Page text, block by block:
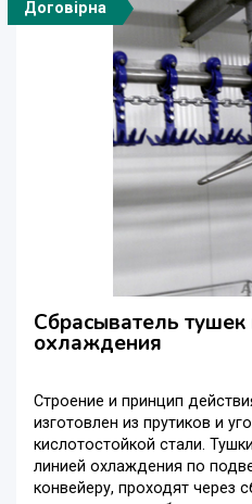
Договірна
Сбрасыватель тушек
охлаждения
Строение и принцип
изготовлен из прутиков и
кислотостойкой стали.
линией охлаждения по
конвейеру, проходят через